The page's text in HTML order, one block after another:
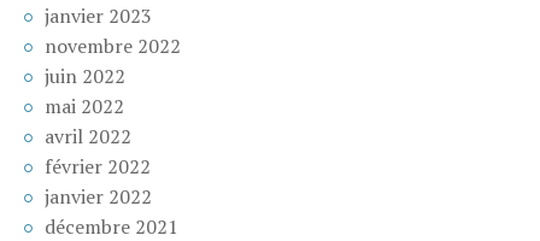
janvier 2023
novembre 2022
juin 2022
mai 2022
avril 2022
février 2022
janvier 2022
décembre 2021